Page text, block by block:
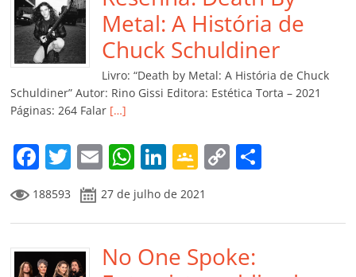
o
o
k
p
p
n Cl
a
ss
ro
m
n
k
til
h
ar
Metal: A História de
Chuck Schuldiner
Livro: “Death by Metal: A História de Chuck
Schuldiner” Autor: Rino Gissi Editora: Estética Torta – 2021
Páginas: 264 Falar […]
F
a
c
e
b
T
w
itt
er
E
m
ai
l
W
h
at
s
A
Li
n
k
e
dI
G
o
o
gl
e
C
y
Li
p
188593 27 de julho de 2021
No One Spoke: